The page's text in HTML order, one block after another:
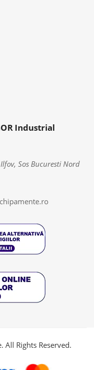
Industrial
Sos Bucuresti Nord
All Rights Reserved.